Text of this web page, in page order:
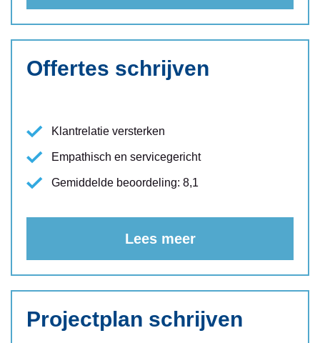
Offertes schrijven
Klantrelatie versterken
Empathisch en servicegericht
Gemiddelde beoordeling: 8,1
Lees meer
Projectplan schrijven